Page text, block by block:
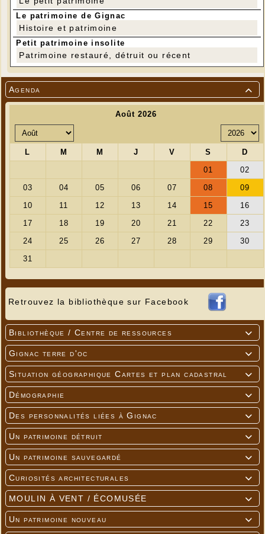

Agenda
Retrouvez la bibliothèque sur Facebook

Bibliothèque / Centre de ressources

Gignac terre d'oc

Situation géographique Cartes et plan cadastral

Démographie

Des personnalités liées à Gignac

Un patrimoine détruit

Un patrimoine sauvegardé

Curiosités architecturales

MOULIN À VENT / ÉCOMUSÉE

Un patrimoine nouveau
Le patrimoine de Gignac
Histoire et patrimoine
Petit patrimoine insolite
Patrimoine restauré, détruit ou récent